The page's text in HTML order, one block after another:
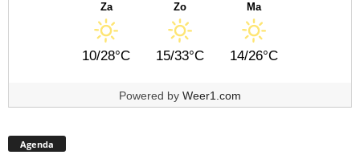
Za
10/28°C
Zo
15/33°C
Ma
14/26°C
Powered by Weer1.com
Agenda